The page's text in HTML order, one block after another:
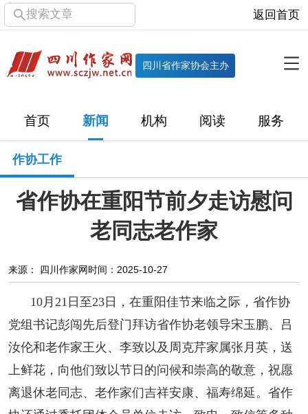
搜索文章 返回首页
四川省作家协会主办
首页 新闻 机构 阅读 服务
机构
直属单位 团体会员 主管社团 专门委员会
历届主席团
新闻
文学动态 作协工作
十百千 网络文学
阅读
小说 散文 诗歌 文学评论
校园文学 其他阅读 文学访谈 作家新作
作协工作
省作协在重阳节前夕走访慰问
老同志老作家
来源： 四川作家网时间：2025-10-27
10月21日至23日，在重阳佳节来临之际，省作协
党组书记彭闯先后登门拜访省作协老领导宋玉鹏、吕
汝伦和老作家王火、李致以及周克芹家属张月英，送
上鲜花，向他们致以节日的问候和崇高的敬意，祝愿
离退休老同志、老作家们吉祥安康、福寿绵延。省作